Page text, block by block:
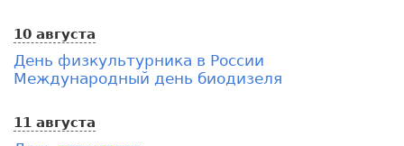
10 августа
День физкультурника в России
Международный день биодизеля
11 августа